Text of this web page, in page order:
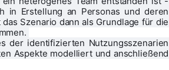
in Erstellung an Personas und deren
Szenario dann als Grundlage für die
der identifizierten Nutzungsszenarien
Aspekte modelliert und anschließend